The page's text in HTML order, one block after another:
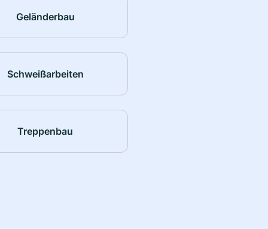
Geländerbau
Schweißarbeiten
Treppenbau